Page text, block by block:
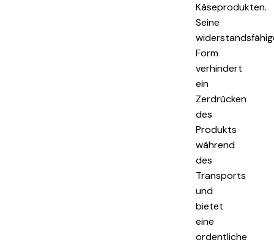
Käseprodukten.
Seine
Form
verhindert
ein
Zerdrücken
des
Produkts
während
des
Transports
und
bietet
eine
ordentliche